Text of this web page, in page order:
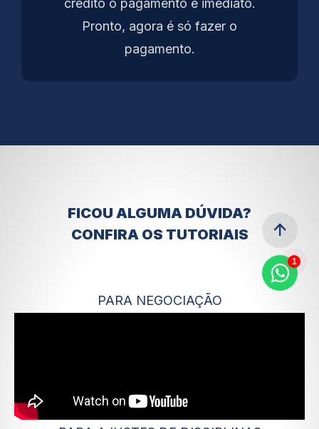
Pronto, agora é só fazer o
pagamento.
FICOU ALGUMA DÚVIDA?
CONFIRA OS TUTORIAIS
PARA NEGOCIAÇÃO
arrow_upward
1